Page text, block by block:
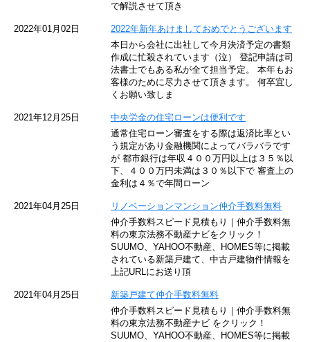
京王井の頭線
JR湘南新宿ライン
京王京王線
東京臨海高速鉄道
東急世田谷線
JR南武線
で解説させて頂き
2022年01月02日
2022年新年あけましておめでとうございます
本日から会社に出社して今月決済予定の書類
作成に忙殺されています（泣） 登記申請は司
法書士でもある私が全て担当予定。 本年もお
客様のために尽力させて頂きます。 何卒宜し
くお願い致しま
2021年12月25日
中央労金の住宅ローンは便利です
通常住宅ローン審査をする際は返済比率とい
う規定があり金融機関によってバラバラです
が 都市銀行は年収４００万円以上は３５％以
下、４００万円未満は３０％以下で 審査上の
金利は４％で年間ローン
2021年04月25日
リノベーションマンション仲介手数料無料
仲介手数料スピード見積もり｜仲介手数料無
料の東京法務不動産ナビをクリック！
SUUMO、YAHOO不動産、HOMES等に掲載
されている新築戸建て、中古戸建物件情報を
上記URLにお送り頂
2021年04月25日
新築戸建て仲介手数料無料
仲介手数料スピード見積もり｜仲介手数料無
料の東京法務不動産ナビ をクリック！
SUUMO、YAHOO不動産、HOMES等に掲載